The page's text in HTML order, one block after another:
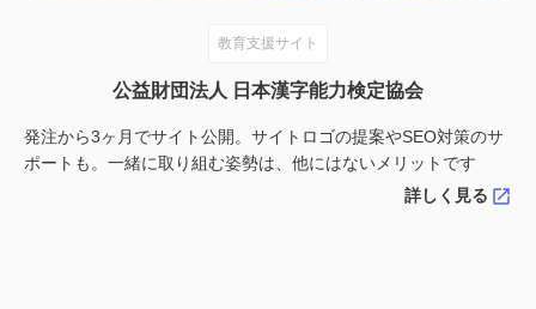
教育支援サイト
公益財団法人 日本漢字能力検定協会
発注から3ヶ月でサイト公開。サイトロゴの提案やSEO対策のサ
ポートも。一緒に取り組む姿勢は、他にはないメリットです
詳しく見る